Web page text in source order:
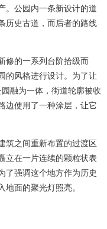
。公园内一条新设计的道
历史古道，而后者的路线
修的一系列台阶拾级而
的风格进行设计。为了让
融为一体，街道轮廓被收
边使用了一种涂层，让它
筑之间重新布置的过渡区
立在一片连续的颗粒状表
了强调这个地方作为历史
面的聚光灯照亮。